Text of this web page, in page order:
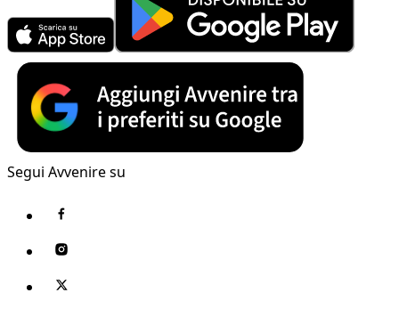
Segui Avvenire su